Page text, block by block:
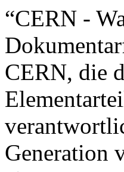
“CERN -
CERN, die
Generation